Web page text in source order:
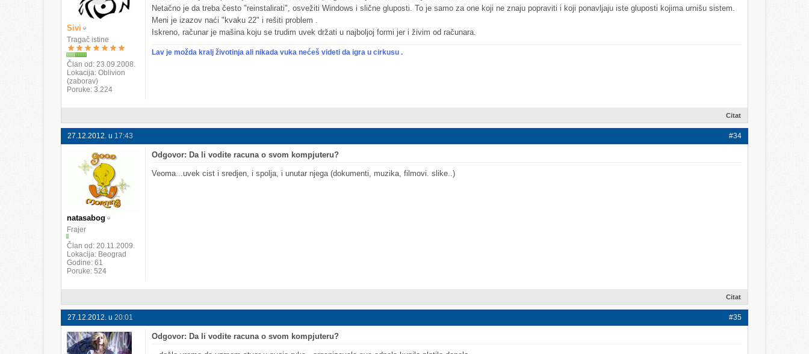
Sivi
Tragač istine
Član od 23.09.2008.
Lokacija Oblivion
(zaborav)
Poruke 3.224
Netačno je da treba često "reinstalirati", osvežiti Windows i slične gluposti. To je samo za one koji ne znaju popraviti i koji ponavljaju iste gluposti kojima urnišu sistem.
Meni je izazov naći "kvaku 22" i rešiti problem .
Iskreno, računar je mašina koju se trudim uvek držati u najboljoj formi jer i živim od računara.
Lav je možda kralj životinja ali nikada vuka nećeš videti da igra u cirkusu .
Citat
27.12.2012. u 17:43 #34
natasabog
Frajer
Član od 20.11.2009.
Lokacija Beograd
Godine 61
Poruke 524
Odgovor: Da li vodite racuna o svom kompjuteru?
Veoma...uvek cist i sredjen, i spolja, i unutar njega (dokumenti, muzika, filmovi. slike..)
Citat
27.12.2012. u 20:01 #35
Odgovor: Da li vodite racuna o svom kompjuteru?